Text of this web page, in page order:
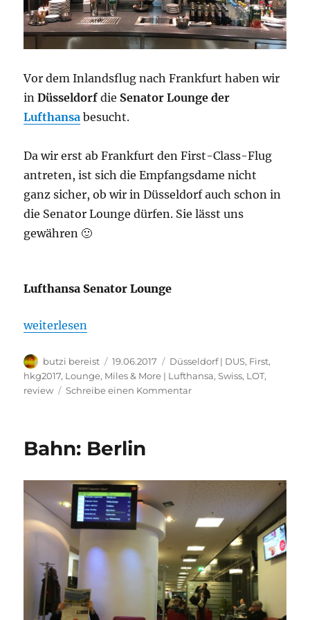
Vor dem Inlandsflug nach Frankfurt haben wir
inDüsseldorf die Senator Lounge der
Lufthansa besucht.
Da wir erst ab Frankfurt den First-Class-Flug
antreten, ist sich die Empfangsdame nicht
ganz sicher, ob wir in Düsseldorf auch schon in
die Senator Lounge dürfen. Sie lässt uns
gewähren 🙂
Lufthansa Senator Lounge
„Lufthansa Senator Lounge Düsseldorf:
weiterlesen
Autor
butzi bereist
Veröffentlicht
am
19.06.2017 Kategorien
Düsseldorf | DUS, First,
hkg2017, Lounge, Miles & More | Lufthansa, Swiss, LOT,
review
Schreibe einen Kommentarzu
Bahn: Berlin